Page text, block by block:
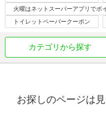
火曜はネットスーパーアプリでポ
トイレットペーパークーポン
カテゴリから探す
お探しのページは